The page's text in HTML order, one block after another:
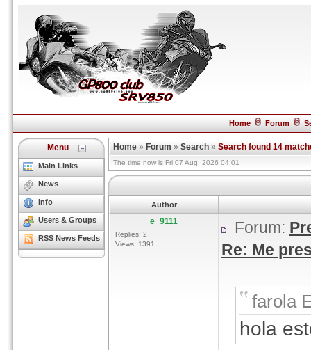
Home Forum
Menu
Main Links
News
Info
Users & Groups
RSS News Feeds
Home » Forum » Search » Search found 14
The time now is Fri 07 Aug, 2026 04:01
Author
e_9111
Replies: 2
Views: 1391
Forum:
Re: Me
farola
hola